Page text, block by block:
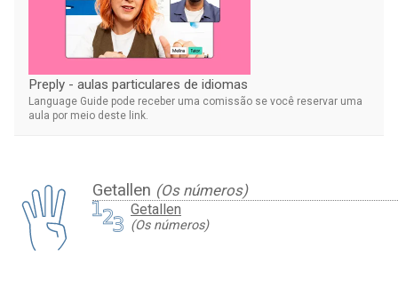
Getallen (Os números)
Getallen
(Os números)
Preply - aulas particulares de idiomas
Language Guide pode receber uma comissão se você reservar uma
aula por meio deste link.